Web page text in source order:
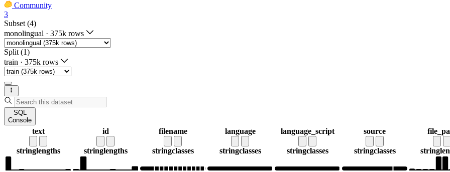
Community
3
Subset (4)
monolingual · 375k rows
Split (1)
train · 375k rows
SQL
Console
text
stringlengths
id
stringlengths
filename
stringclasses
language
stringclasses
language_script
stringclasses
source
stringclasses string